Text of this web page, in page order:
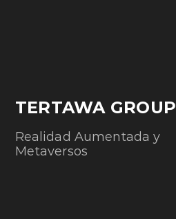
TERTAWA GROUP
Realidad Aumentada y
Metaversos